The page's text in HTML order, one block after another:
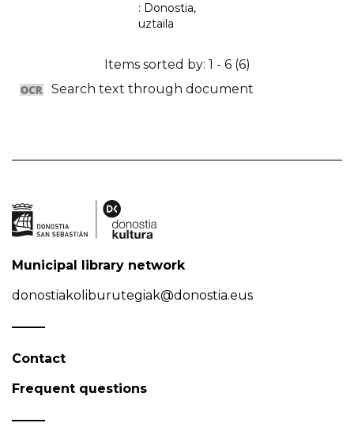
: Donostia,
uztaila
Items sorted by: 1 - 6 (6)
Search text through document
Municipal library network
donostiakoliburutegiak@donostia.eus
Contact
Frequent questions